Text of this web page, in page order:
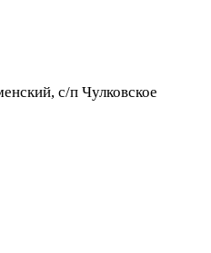
с/п Чулковское